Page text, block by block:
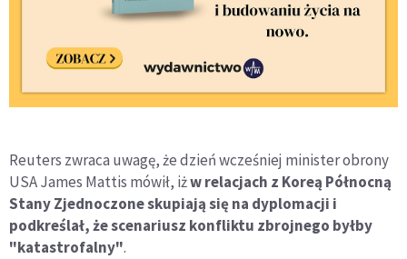
Reuters zwraca uwagę, że dzień wcześniej minister obrony
USA James Mattis mówił, iżw relacjach z Koreą Północną
Stany Zjednoczone skupiają się na dyplomacji i
podkreślał, że scenariusz konfliktu zbrojnego byłby
"katastrofalny".